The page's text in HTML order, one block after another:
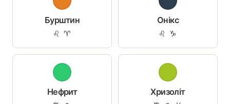
Бурштин
♌ ♈
Онікс
♌ ♑
Нефрит Хризоліт